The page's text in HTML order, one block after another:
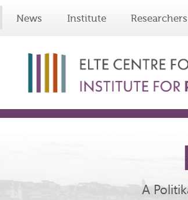
News Institute Researchers
A